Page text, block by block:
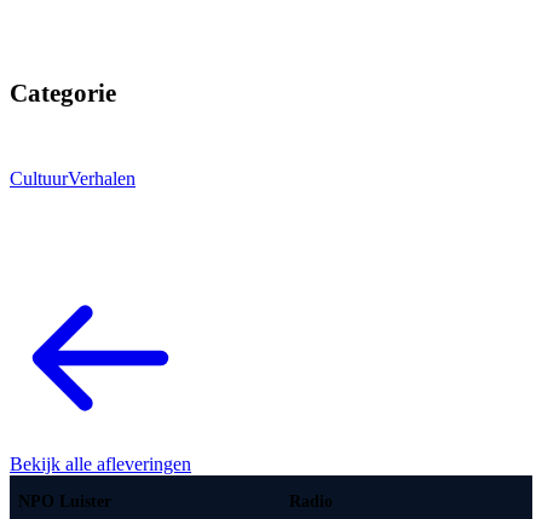
Categorie
CultuurVerhalen
Bekijk alle afleveringen
NPO Luister Radio